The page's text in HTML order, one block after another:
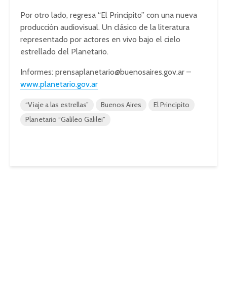
Por otro lado, regresa “El Principito” con una nueva
producción audiovisual. Un clásico de la literatura
representado por actores en vivo bajo el cielo
estrellado del Planetario.
Informes: prensaplanetario@buenosaires.gov.ar –
www.planetario.gov.ar
“Viaje a las estrellas” Buenos Aires
El Principito
Planetario “Galileo Galilei”